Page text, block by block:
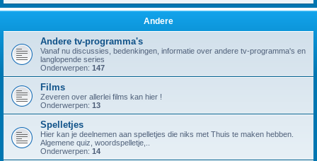
Andere
Andere tv-programma's
Vanaf nu discussies, bedenkingen, informatie over andere tv-programma's en
langlopende series
Onderwerpen: 147
Films
Zeveren over allerlei films kan hier !
Onderwerpen: 13
Spelletjes
Hier kan je deelnemen aan spelletjes die niks met Thuis te maken hebben.
Algemene quiz, woordspelletje,..
Onderwerpen: 14